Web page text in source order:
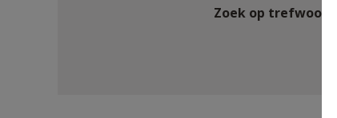
Zoek op trefwoord